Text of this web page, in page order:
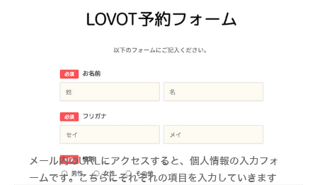
メール内のURLにアクセスすると、個人情報の入力フォ
ームです。こちらにそれぞれの項目を入力していきます